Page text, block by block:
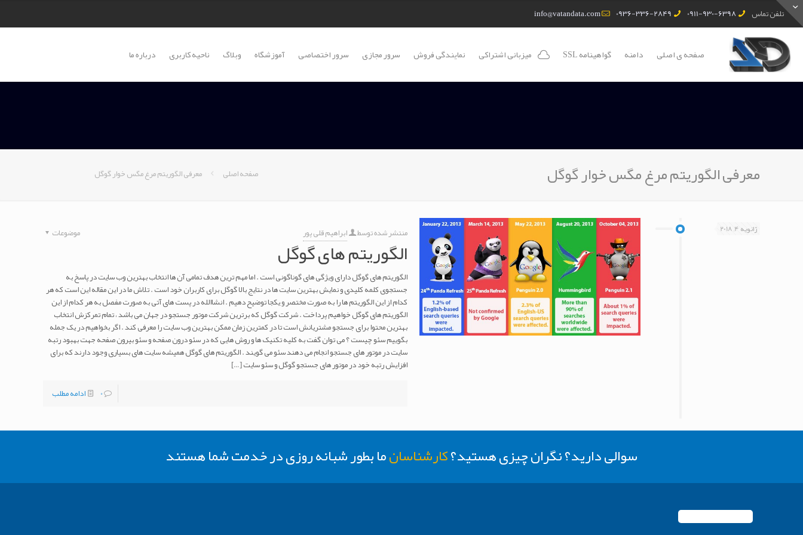
تلفن تماس 0911-930-6398
0936-336-2849
info@vatandata.com
صفحه ی اصلی دامنه گواهینامه SSL میزبانی اشتراکی نمایندگی فروش سرور مجازی سرور اختصاصی آموزشگاه وبلاگ ناحیه کاربری درباره ما
معرفی الگوریتم مرغ مگس خوار گوگل صفحه اصلی معرفی الگوریتم مرغ مگس خوار گوگل
ژانویه 4, 2018 منتشر شده توسط ابراهیم قلی پور موضوعات
الگوریتم های گوگل
الگوریتم های گوگل دارای ویژگی های گوناگونی است . اما مهم ترین هدف تمامی آن ها انتخاب بهترین وب سایت در پاسخ به
جستجوی کلمه کلیدی و نمایش بهترین سایت ها در نتایج بالا گوگل برای کاربران خود است . تلاش ما در این مقاله این است که هر
کدام از این الگوریتم ها را به صورت مختصر و یکجا توضیح دهیم . انشاالله در پست های آتی به صورت مفصل به هر کدام از این
الگوریتم های گوگل خواهیم پرداخت . شرکت گوگل که برترین شرکت موتور جستجو در جهان می باشد ، تمام تمرکزش انتخاب
بهترین محتوا برای جستجو مشتریانش است تا در کمترین زمان ممکن بهترین وب سایت را معرفی کند . اگر بخواهیم در یک جمله
بگوییم سئو چیست ؟ می توان گفت به کلیه تکنیک ها و روش هایی که در سئو درون صفحه و سئو بیرون صفحه جهت بهبود رتبه
سایت در موتور های جستجو انجام می دهند سئو می گویند . الگوریتم های گوگل همیشه سایت های بسیاری وجود دارند که برای
افزایش رتبه خود در موتور های جستجو گوگل و سئو سایت[…]
0
ادامه مطلب
سوالی دارید؟ نگران چیزی هستید؟کارشناسانما بطور شبانه روزی در خدمت شما هستند